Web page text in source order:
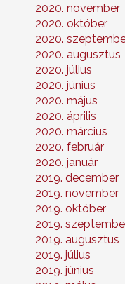
2020. november
2020. október
2020.
2020. augusztus
2020. július
2020. június
2020. május
2020. április
2020. március
2020. február
2020. január
2019. december
2019. november
2019. október
2019.
2019. augusztus
2019. július
2019. június